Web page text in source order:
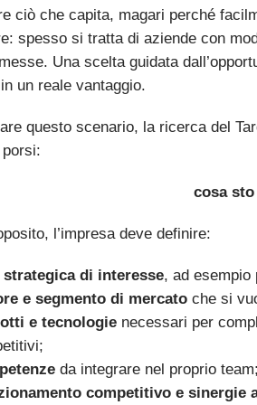
ciò che capita, magari perché
spesso si tratta di aziende con
Una scelta guidata
un reale vantaggio.
questo scenario, la ricerca del
cosa
l’impresa deve definire:
strategica di interesse, ad esempio
e segmento di mercatoche si
e tecnologienecessari per
da integrare nel proprio team;
competitivo e sinergie